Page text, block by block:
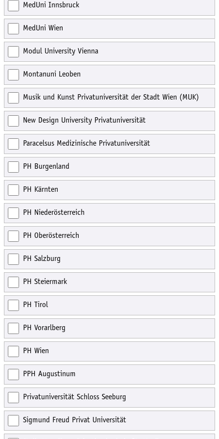
MedUni Innsbruck
MedUni Wien
Modul University Vienna
Montanuni Leoben
Musik und Kunst Privatuniversität der Stadt Wien (MUK)
New Design University Privatuniversität
Paracelsus Medizinische Privatuniversität
PH Burgenland
PH Kärnten
PH Niederösterreich
PH Oberösterreich
PH Salzburg
PH Steiermark
PH Tirol
PH Vorarlberg
PH Wien
PPH Augustinum
Privatuniversität Schloss Seeburg
Sigmund Freud Privat Universität